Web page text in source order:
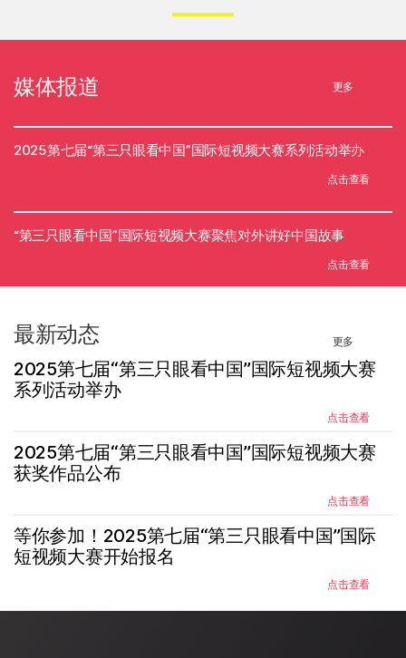
媒体报道 更多
2025第七届“第三只眼看中国”国际短视频大赛系列活动举办
点击查看
“第三只眼看中国”国际短视频大赛聚焦对外讲好中国故事
点击查看
最新动态 更多
2025第七届“第三只眼看中国”国际短视频大赛
系列活动举办
点击查看
2025第七届“第三只眼看中国”国际短视频大赛
获奖作品公布
点击查看
等你参加！2025第七届“第三只眼看中国”国际
短视频大赛开始报名
点击查看